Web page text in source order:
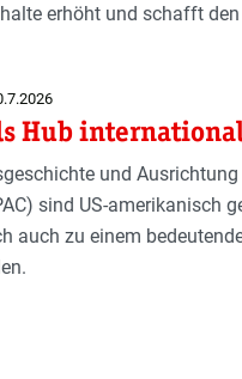
erhöht und schafft
Hub
und
sind US-amerikanisch
auch zu einem